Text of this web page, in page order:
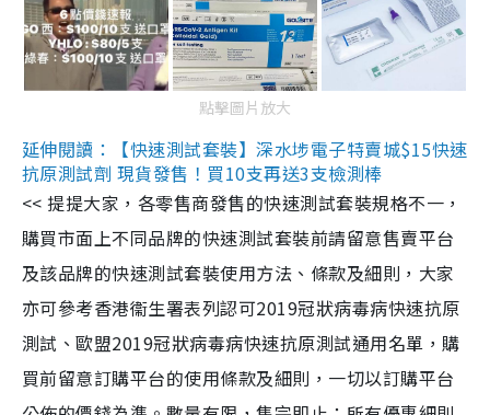
點擊圖片放大
延伸閱讀：【快速測試套裝】深水埗電子特賣城$15快速
抗原測試劑 現貨發售！買10支再送3支檢測棒
<< 提提大家，各零售商發售的快速測試套裝規格不一，
購買市面上不同品牌的快速測試套裝前請留意售賣平台
及該品牌的快速測試套裝使用方法、條款及細則，大家
亦可參考香港衞生署表列認可2019冠狀病毒病快速抗原
測試、歐盟2019冠狀病毒病快速抗原測試通用名單，購
買前留意訂購平台的使用條款及細則，一切以訂購平台